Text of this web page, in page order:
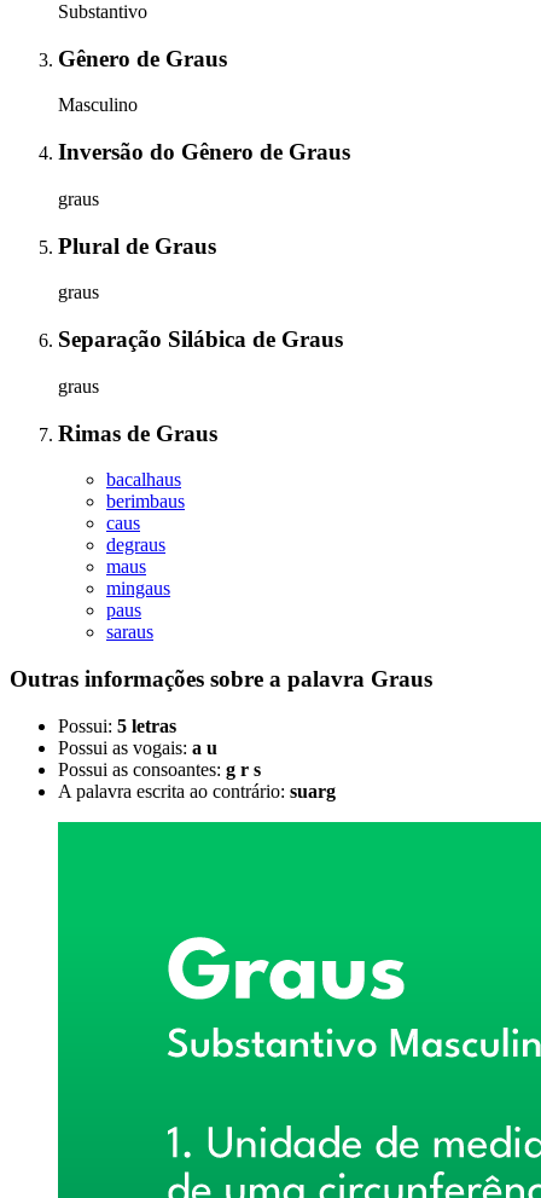
Substantivo
Gênero de Graus
Masculino
Inversão do Gênero de Graus
graus
Plural de Graus
graus
Separação Silábica de Graus
graus
Rimas de Graus
bacalhaus
berimbaus
caus
degraus
maus
mingaus
paus
saraus
Outras informações sobre a palavra Graus
Possui: 5 letras
Possui as vogais: a u
Possui as consoantes: g r s
A palavra escrita ao contrário: suarg